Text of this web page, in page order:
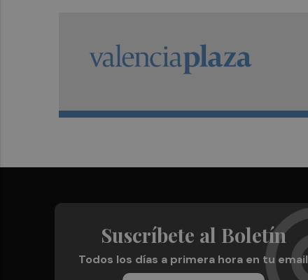
Suscríbete al Boletín
Todos los días a primera hora en tu email